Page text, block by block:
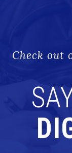
Check out